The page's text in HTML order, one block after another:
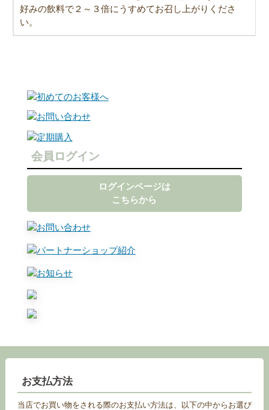
好みの飲料で２～３倍にうすめてお召し上がりくださ
い。
会員ログイン
ログインページは
こちらから
お支払方法
当店でお買い物をされる際のお支払い方法は、以下の中からお選び